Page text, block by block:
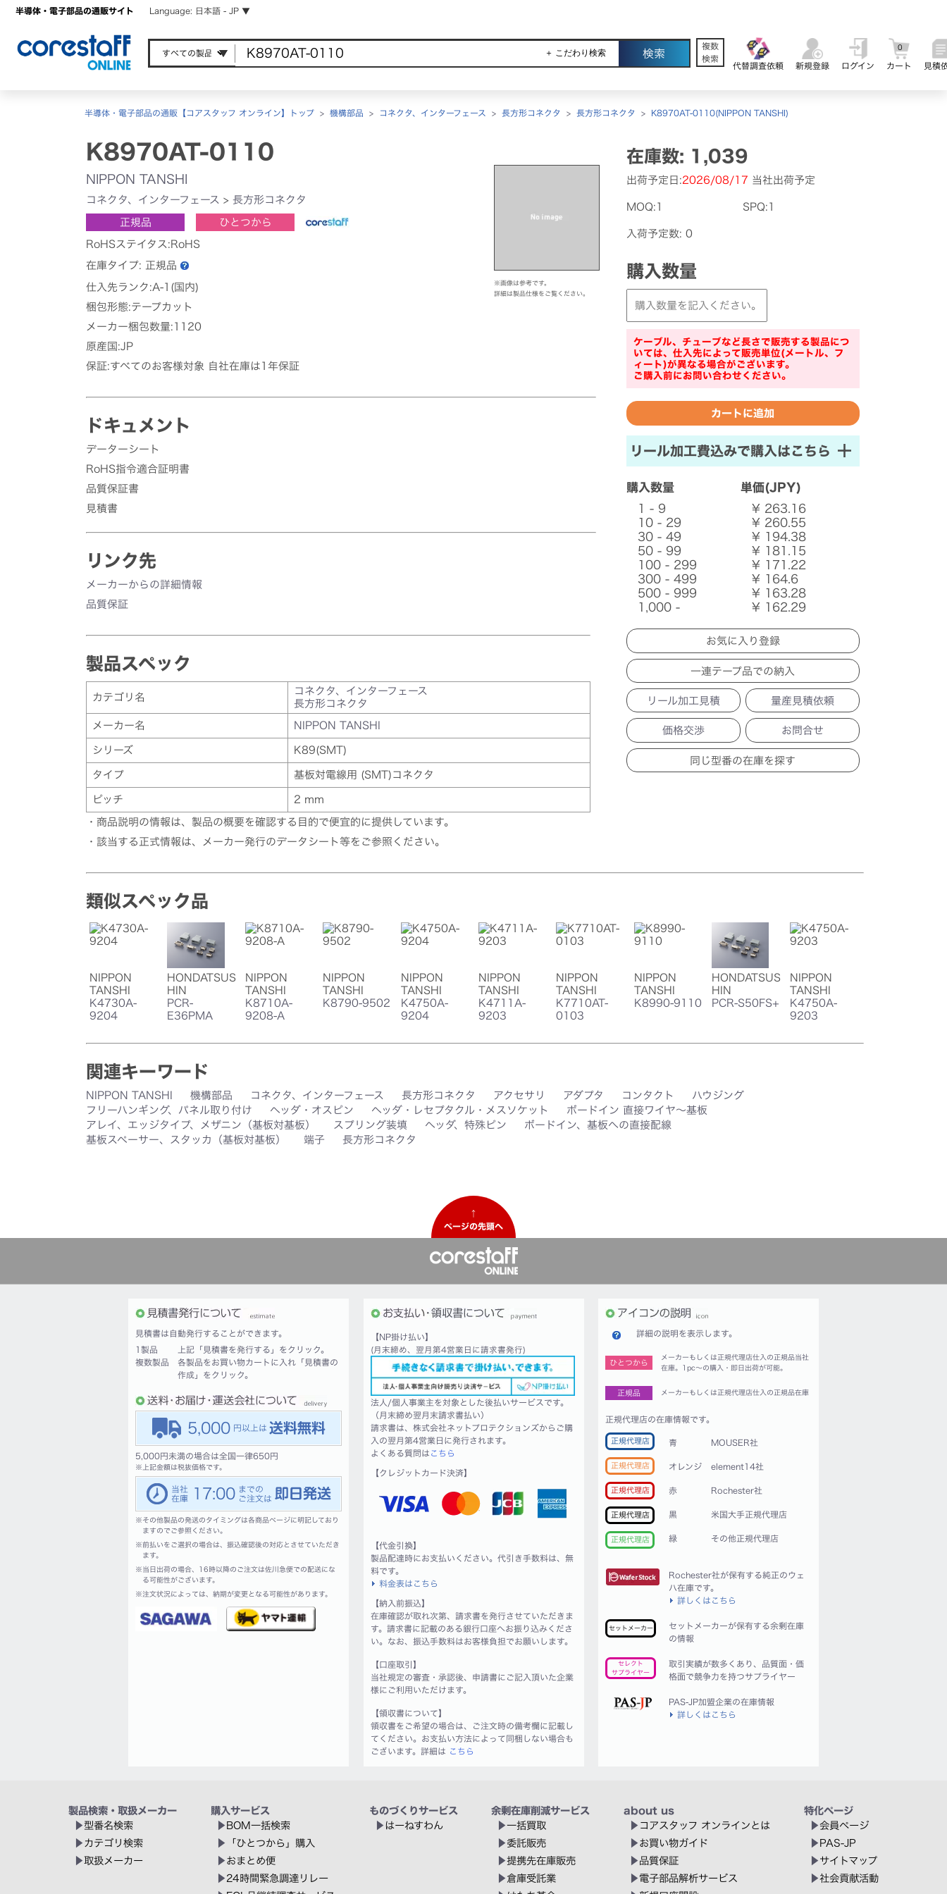
半導体・電子部品の通販サイト Language: 日本語 - JP ▼
＋ こだわり検索
複数
検索
代替調査依頼
新規登録 ログイン カート
0
見積
半導体・電子部品の通販【コアスタッフ オンライン】トップ > 機構部品 > コネクタ、インターフェース > 長方形コネクタ > 長方形コネクタ > K8970AT-0110(NIPPON TANSHI)
K8970AT-0110
NIPPON TANSHI
コネクタ、インターフェース > 長方形コネクタ
正規品 ひとつから
RoHSステイタス:RoHS
在庫タイプ: 正規品
仕入先ランク:A-1(国内)
梱包形態:テープカット
メーカー梱包数量:1120
原産国:JP
保証:すべてのお客様対象 自社在庫は1年保証
※画像は参考です。
詳細は製品仕様をご覧ください。
ドキュメント
データーシート
RoHS指令適合証明書
品質保証書
見積書
リンク先
メーカーからの詳細情報
品質保証
製品スペック
カテゴリ名
コネクタ、インターフェース
長方形コネクタ
メーカー名 NIPPON TANSHI
シリーズ K89(SMT)
タイプ 基板対電線用 (SMT)コネクタ
ピッチ 2 mm
・商品説明の情報は、製品の概要を確認する目的で便宜的に提供しています。
・該当する正式情報は、メーカー発行のデータシート等をご参照ください。
在庫数: 1,039
出荷予定日:2026/08/17 当社出荷予定
MOQ:1 SPQ:1
入荷予定数: 0
購入数量
ケーブル、チューブなど長さで販売する製品につ
いては、仕入先によって販売単位(メートル、フ
ィート)が異なる場合がございます。
ご購入前にお問い合わせください。
リール加工費込みで購入はこちら
購入数量
単価(JPY)
1 - 9
¥ 263.16
10 - 29
¥ 260.55
30 - 49
¥ 194.38
50 - 99
¥ 181.15
100 - 299
¥ 171.22
300 - 499
¥ 164.6
500 - 999
¥ 163.28
1,000 -
¥ 162.29
一連テープ品での納入
リール加工見積 量産見積依頼
価格交渉 お問合せ
類似スペック品
NIPPON
TANSHI
K4730A-
9204
HONDATSUS
HIN
PCR-
E36PMA
NIPPON
TANSHI
K8710A-
9208-A
NIPPON
TANSHI
K8790-9502
NIPPON
TANSHI
K4750A-
9204
NIPPON
TANSHI
K4711A-
9203
NIPPON
TANSHI
K7710AT-
0103
NIPPON
TANSHI
K8990-9110
HONDATSUS
HIN
PCR-S50FS+
NIPPON
TANSHI
K4750A-
9203
関連キーワード
NIPPON TANSHI 機構部品 コネクタ、インターフェース 長方形コネクタ アクセサリ アダプタ コンタクト
ハウジング
フリーハンギング、パネル取り付け
ヘッダ・オスピン ヘッダ・レセプタクル・メスソケット
ボードイン 直接ワイヤ～基板
アレイ、エッジタイプ、メザニン（基板対基板）
スプリング装填 ヘッダ、特殊ピン
ボードイン、基板への直接配線
基板スペーサー、スタッカ（基板対基板）
端子 長方形コネクタ
↑
ページの先頭へ
見積書は自動発行することができます。
1製品
上記「見積書を発行する」をクリック。
複数製品
各製品をお買い物カートに入れ「見積書の
作成」をクリック。
5,000
5,000円未満の場合は全国一律650円
※ 上記金額は税抜価格です。
17:00
※その他製品の発送のタイミングは各商品ページに明記しており
ますのでご参照ください。
※前払いをご選択の場合は、振込確認後の対応とさせていただき
ます。
※ 当日出荷の場合、16時以降のご注文は佐川急便での配送にな
る可能性がございます。
※注文状況によっては、納期が変更となる可能性があります。
【NP掛け払い】
(月末締め、翌月第4営業日に請求書発行)
法人/個人事業主を対象とした後払いサービスです。
（月末締め翌月末請求書払い）
請求書は、株式会社ネットプロテクションズからご購
入の翌月第4営業日に発行されます。
よくある質問は こちら
【クレジットカード決済】
【代金引換】
製品配達時にお支払いください。代引き手数料は、無
料です。
料金表はこちら
【納入前振込】
在庫確認が取れ次第、請求書を発行させていただきま
す。請求書に記載のある銀行口座へお振り込みくださ
い。なお、振込手数料はお客様負担でお願いします。
【口座取引】
当社規定の審査・承認後、申請書にご記入頂いた企業
様にご利用いただけます。
【領収書について】
領収書をご希望の場合は、ご注文時の備考欄に記載し
てください。お支払い方法によって同梱しない場合も
ございます。詳細は こちら
詳細の説明を表示します。
ひとつから
メーカーもしくは正規代理店仕入の正規品当社
在庫。1pc〜の購入・即日出荷が可能。
正規品 メーカーもしくは正規代理店仕入の正規品在庫
正規代理店の在庫情報です。
正規代理店
正規代理店
正規代理店
正規代理店
正規代理店
青 MOUSER社
オレンジ element14社
赤 Rochester社
黒 米国大手正規代理店
緑 その他正規代理店
Rochester社が保有する純正のウェ
ハ在庫です。
詳しくはこちら
セットメーカー
セットメーカーが保有する余剰在庫
の情報
セレクト
サプライヤー
取引実績が数多くあり、品質面・価
格面で競争力を持つサプライヤー
PAS-JP加盟企業の在庫情報
詳しくはこちら
製品検索・取扱メーカー
型番名検索
カテゴリ検索
取扱メーカー
購入サービス
BOM一括検索
「ひとつから」購入
おまとめ便
24時間緊急調達リレー
ものづくりサービス
はーねすわん
余剰在庫削減サービス
一括買取
委託販売
提携先在庫販売
倉庫受託業
about us
コアスタッフ オンラインとは
お買い物ガイド
品質保証
電子部品解析サービス
特化ページ
会員ページ
PAS-JP
サイトマップ
社会貢献活動